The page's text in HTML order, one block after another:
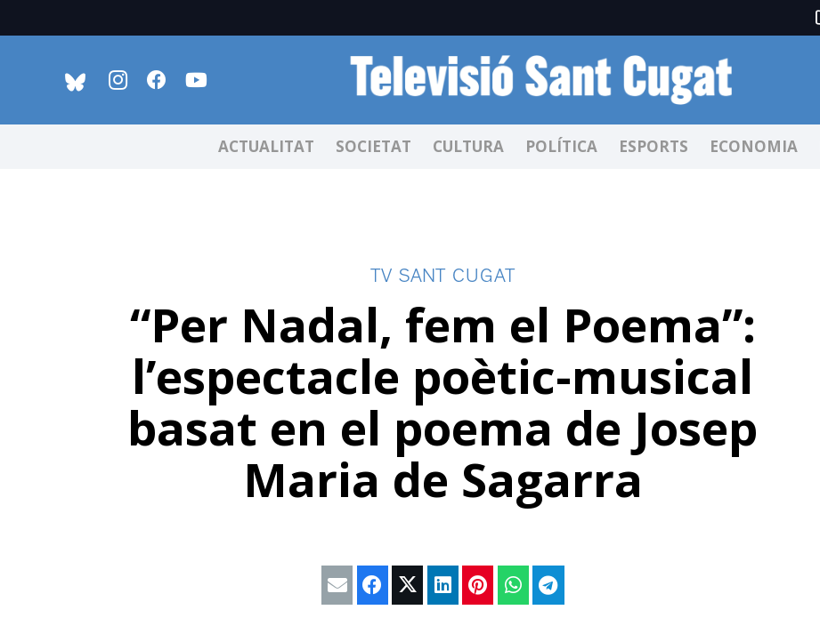
ACTUALITAT SOCIETAT CULTURA POLÍTICA ESPORTS ECONOMIA
TV SANT CUGAT
“Per Nadal, fem el Poema”:
l’espectacle poètic-musical
basat en el poema de Josep
Maria de Sagarra